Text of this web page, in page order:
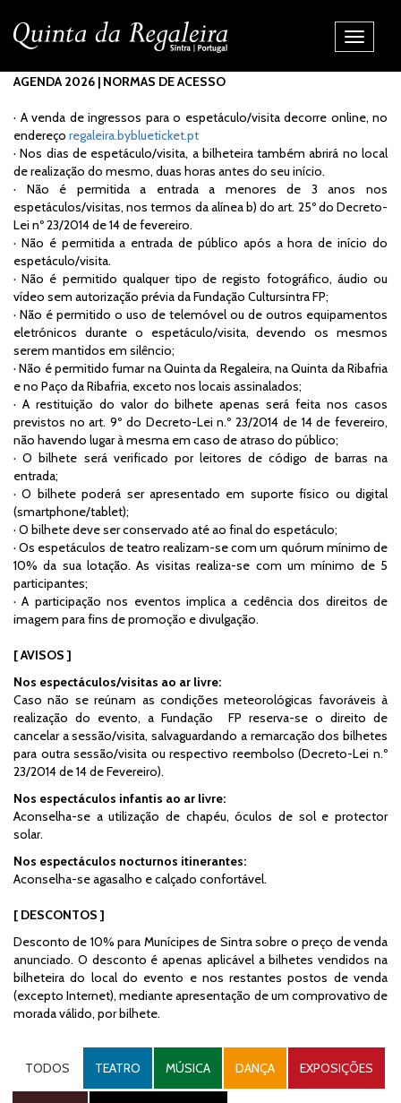
Alternar
AGENDA 2026 | NORMAS DE ACESSO
· A venda de ingressos para o espetáculo/visita decorre online, no
endereço regaleira.byblueticket.pt
· Nos dias de espetáculo/visita, a bilheteira também abrirá no local
de realização do mesmo, duas horas antes do seu início.
· Não é permitida a entrada a menores de 3 anos nos
espetáculos/visitas, nos termos da alínea b) do art. 25º do Decreto-
Lei nº 23/2014 de 14 de fevereiro.
· Não é permitida a entrada de público após a hora de início do
espetáculo/visita.
· Não é permitido qualquer tipo de registo fotográfico, áudio ou
vídeo sem autorização prévia da Fundação Cultursintra FP;
· Não é permitido o uso de telemóvel ou de outros equipamentos
eletrónicos durante o espetáculo/visita, devendo os mesmos
serem mantidos em silêncio;
· Não é permitido fumar na Quinta da Regaleira, na Quinta da Ribafria
e no Paço da Ribafria, exceto nos locais assinalados;
· A restituição do valor do bilhete apenas será feita nos casos
previstos no art. 9º do Decreto-Lei n.º 23/2014 de 14 de fevereiro,
não havendo lugar à mesma em caso de atraso do público;
· O bilhete será verificado por leitores de código de barras na
entrada;
· O bilhete poderá ser apresentado em suporte físico ou digital
(smartphone/tablet);
· O bilhete deve ser conservado até ao final do espetáculo;
· Os espetáculos de teatro realizam-se com um quórum mínimo de
10% da sua lotação.As visitas realiza-se com um mínimo de 5
participantes;
· A participação nos eventos implica a cedência dos direitos de
imagem para fins de promoção e divulgação.
[ AVISOS ]
Nos espectáculos/visitas ao ar livre:
Caso não se reúnam as condições meteorológicas favoráveis à
realização do evento, a Fundação FP reserva-se o direito de
cancelar a sessão/visita, salvaguardando a remarcação dos bilhetes
para outra sessão/visita ou respectivo reembolso (Decreto-Lei n.º
23/2014 de 14 de Fevereiro).
Nos espectáculos infantis ao ar livre:
Aconselha-se a utilização de chapéu, óculos de sol e protector
solar.
Nos espectáculos nocturnos itinerantes:
Aconselha-se agasalho e calçado confortável.
[ DESCONTOS ]
Desconto de 10% para Munícipes de Sintra sobre o preço de venda
anunciado. O desconto é apenas aplicável a bilhetes vendidos na
bilheteira do local do evento e nos restantes postos de venda
(excepto Internet), mediante apresentação de um comprovativo de
morada válido, por bilhete.
TODOS TEATRO MÚSICA DANÇA EXPOSIÇÕES